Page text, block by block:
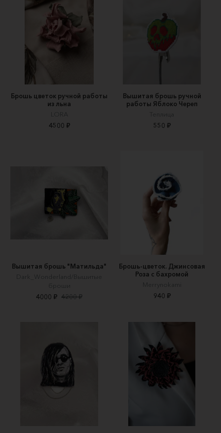
Брошь цветок ручной работы
из льна
LORA
4500 ₽
Вышитая брошь ручной
работы Яблоко Череп
Теплица
550 ₽
Вышитая брошь "Матильда"
Dark_Wonderland/Вышитые
броши
4000 ₽ 4200 ₽
Брошь-цветок. Джинсовая
Роза с бахромой
Merrynokami
940 ₽